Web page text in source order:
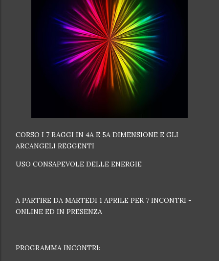
CORSO I 7 RAGGI IN 4A E 5A DIMENSIONE E GLI
ARCANGELI REGGENTI
USO CONSAPEVOLE DELLE ENERGIE
A PARTIRE DA MARTEDI 1 APRILE PER 7 INCONTRI -
ONLINE ED IN PRESENZA
PROGRAMMA INCONTRI: